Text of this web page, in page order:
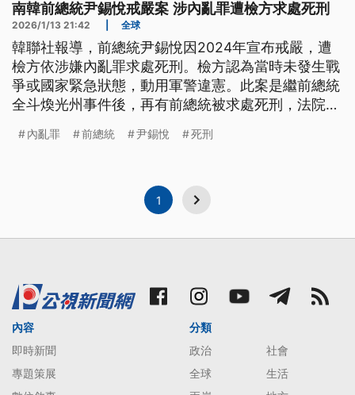
南韓前總統尹錫悅戒嚴案 涉內亂罪遭檢方求處死刑
2026/1/13 21:42 全球
韓聯社報導，前總統尹錫悅因2024年宣布戒嚴，遭
檢方依涉嫌內亂罪求處死刑。檢方認為當時未發生戰
爭或國家緊急狀態，動用軍警違憲。此案是繼前總統
全斗煥光州事件後，再有前總統被求處死刑，法院預
內亂罪 前總統 尹錫悅 死刑
1
內容
即時新聞
專題策展
分類
政治
社會
全球
生活